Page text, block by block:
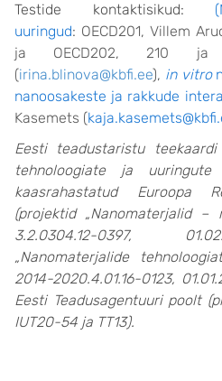
Testide kontaktisikud:
uuringud: OECD201, Villem
ja OECD202, 210 ja
(irina.blinova@kbfi.ee), in vitro
nanoosakeste ja rakkude
Kasemets (
Eesti teadustaristu teekaardi
tehnoloogiate ja uuringute
kaasrahastatud Euroopa
(projektid „Nanomaterjalid –
3.2.0304.12-0397,
„Nanomaterjalide
2014-2020.4.01.16-0123,
Eesti Teadusagentuuri poolt
IUT20-54 ja TT13).